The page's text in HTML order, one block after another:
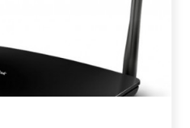
играют музыканты с
мужа в АТО мать двух сыновей
из Винницкой области пошла